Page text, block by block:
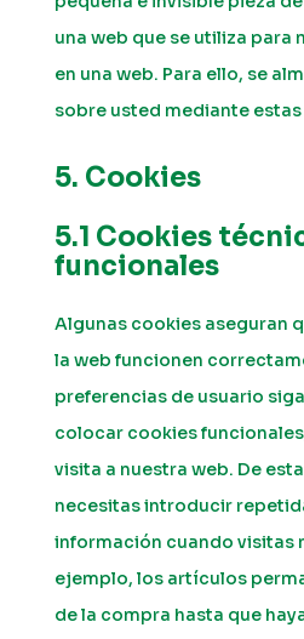
una web que se utiliza
en una web. Para ello, se
sobre usted mediante
5. Cookies
5.1 Cookies
funcionales
Algunas cookies aseguran
la web funcionen
preferencias de usuario
colocar cookies
visita a nuestra web. De
necesitas introducir
información cuando visitas
ejemplo, los artículos
de la compra hasta que